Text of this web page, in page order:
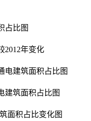
占比图
2012年变化
电建筑面积占比图
建筑面积占比图
面积占比变化图